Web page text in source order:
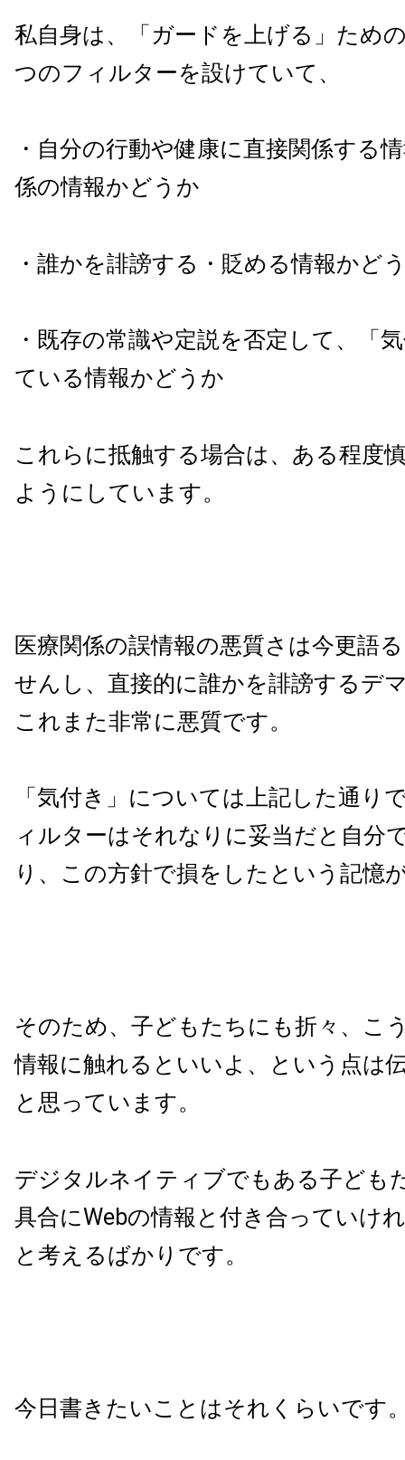
私自身は、「ガードを上げる」ため
つのフィルターを設けていて、
・自分の行動や健康に直接関係する
係の情報かどうか
・誰かを誹謗する・貶める情報かど
・既存の常識や定説を否定して、「
ている情報かどうか
これらに抵触する場合は、ある程度
ようにしています。
医療関係の誤情報の悪質さは今更語
せんし、直接的に誰かを誹謗するデ
これまた非常に悪質です。
「気付き」については上記した通り
ィルターはそれなりに妥当だと自分
り、この方針で損をしたという記憶
そのため、子どもたちにも折々、こ
情報に触れるといいよ、という点は
と思っています。
デジタルネイティブでもある子ども
具合にWebの情報と付き合っていけ
と考えるばかりです。
今日書きたいことはそれくらいです